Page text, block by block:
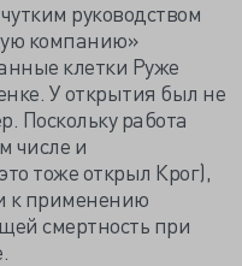
руководством
компанию»
клетки Руже
У открытия был не
Поскольку работа
числе и
тоже открыл Крог),
к применению
смертность при